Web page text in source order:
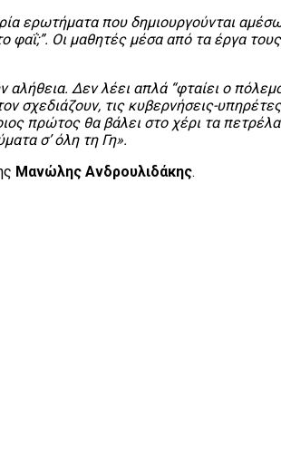
ερωτήματα που δημιουργούνται
φαΐ;”. Οι μαθητές μέσα από τα έργα
Δεν λέει απλά “φταίει ο
σχεδιάζουν, τις κυβερνήσεις-
πρώτος θα βάλει στο χέρι τα
σ’ όλη τη Γη».
Μανώλης Ανδρουλιδάκης.